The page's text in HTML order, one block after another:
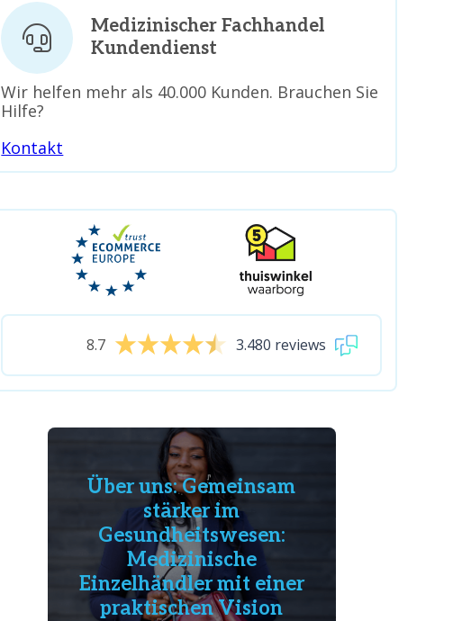
Medizinischer Fachhandel
Kundendienst
Wir helfen mehr als 40.000 Kunden. Brauchen Sie
Hilfe?
Kontakt
8.7 3.480 reviews
Über uns: Gemeinsam
stärker im
Gesundheitswesen:
Medizinische
Einzelhändler mit einer
praktischen Vision